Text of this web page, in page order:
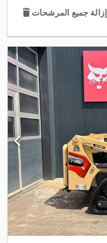
إزالة جميع المرشحات